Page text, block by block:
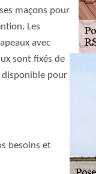
maçons pour
Les
avec
sont fixés de
disponible pour
besoins et